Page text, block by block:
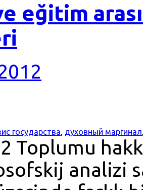
eğitim
государства, духовный маргинал
Toplumu
analizi